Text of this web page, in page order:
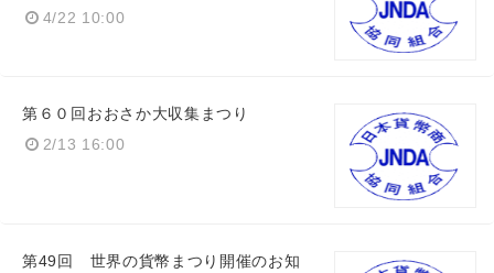
4/22 10:00
第６０回おおさか大収集まつり
2/13 16:00
第49回 世界の貨幣まつり開催のお知